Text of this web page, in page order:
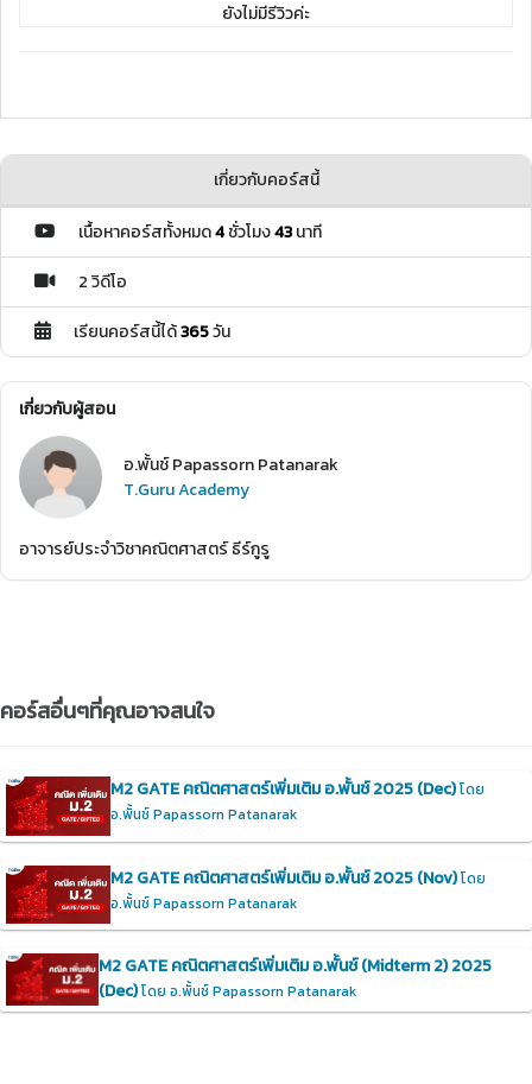
ยังไม่มีรีวิวค่ะ
เกี่ยวกับคอร์สนี้
เนื้อหาคอร์สทั้งหมด4ชั่วโมง43นาที
2 วิดีโอ
เรียนคอร์สนี้ได้365วัน
เกี่ยวกับผู้สอน
อ.พั้นช์ Papassorn Patanarak
T.Guru Academy
อาจารย์ประจำวิชาคณิตศาสตร์ ธีร์กูรู
คอร์สอื่นๆที่คุณอาจสนใจ
M2 GATE คณิตศาสตร์เพิ่มเติม อ.พั้นช์ 2025 (Dec)โดย
อ.พั้นช์ Papassorn Patanarak
M2 GATE คณิตศาสตร์เพิ่มเติม อ.พั้นช์ 2025 (Nov)โดย
อ.พั้นช์ Papassorn Patanarak
M2 GATE คณิตศาสตร์เพิ่มเติม อ.พั้นช์ (Midterm 2) 2025
(Dec)โดย อ.พั้นช์ Papassorn Patanarak